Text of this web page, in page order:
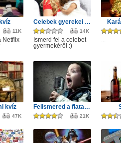
11K
Netflix
Celebek gyerekei kvíz
14K
Ismerd fel a celebet
gyermekéről :)
...
kvíz
47K
Felismered a fiatal zenészeket?
21K